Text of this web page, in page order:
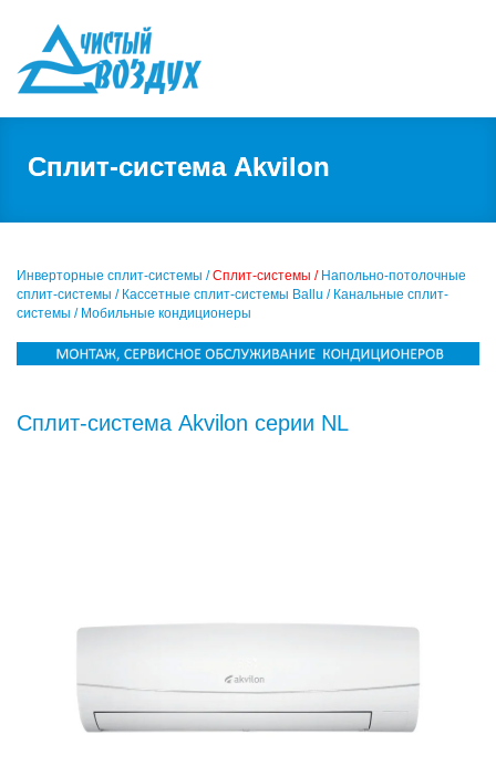
Сплит-система Akvilon
Инверторные сплит-системы / Сплит-системы / Напольно-потолочные
сплит-системы / Кассетные сплит-системы Ballu / Канальные сплит-
системы / Мобильные кондиционеры
Сплит-система Akvilon серии NL